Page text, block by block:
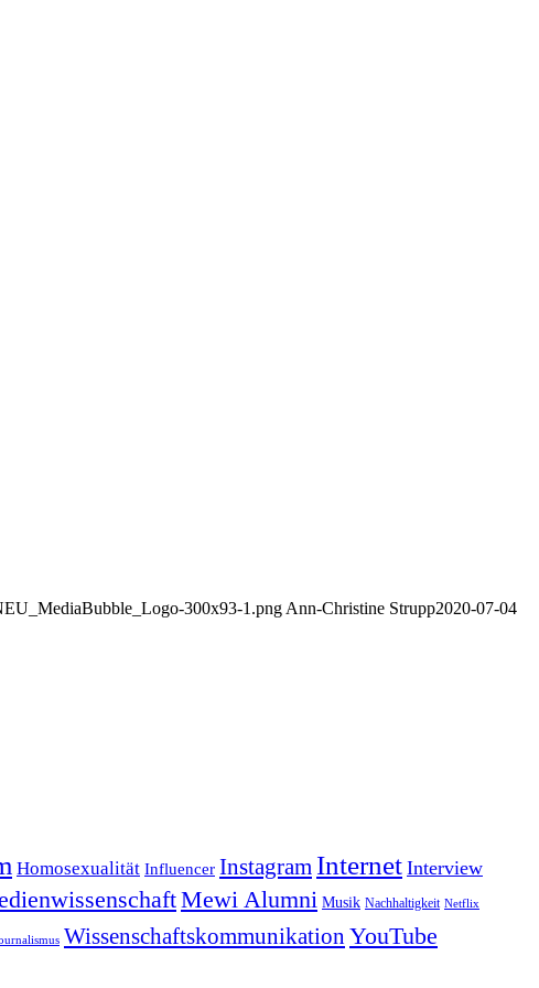
300x93-1.png Ann-Christine Strupp2020-07-04
Homosexualität Influencer Instagram Internet Interview
Mewi Alumni Musik Nachhaltigkeit Netflix
Wissenschaftskommunikation YouTube